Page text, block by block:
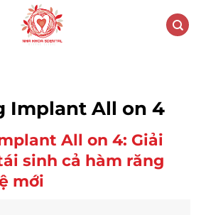
Implant All on 4
All on 4: Giải
sinh cả hàm răng
mới